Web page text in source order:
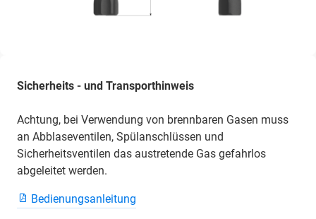
Sicherheits - und Transporthinweis
Achtung, bei Verwendung von brennbaren Gasen muss
an Abblaseventilen, Spülanschlüssen und
Sicherheitsventilen das austretende Gas gefahrlos
abgeleitet werden.
Bedienungsanleitung